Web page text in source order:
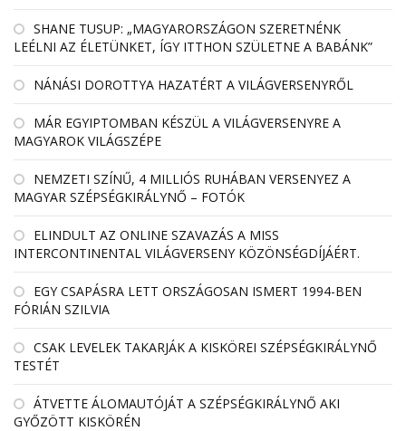
SHANE TUSUP: „MAGYARORSZÁGON SZERETNÉNK
LEÉLNI AZ ÉLETÜNKET, ÍGY ITTHON SZÜLETNE A BABÁNK”
NÁNÁSI DOROTTYA HAZATÉRT A VILÁGVERSENYRŐL
MÁR EGYIPTOMBAN KÉSZÜL A VILÁGVERSENYRE A
MAGYAROK VILÁGSZÉPE
NEMZETI SZÍNŰ, 4 MILLIÓS RUHÁBAN VERSENYEZ A
MAGYAR SZÉPSÉGKIRÁLYNŐ – FOTÓK
ELINDULT AZ ONLINE SZAVAZÁS A MISS
INTERCONTINENTAL VILÁGVERSENY KÖZÖNSÉGDÍJÁÉRT.
EGY CSAPÁSRA LETT ORSZÁGOSAN ISMERT 1994-BEN
FÓRIÁN SZILVIA
CSAK LEVELEK TAKARJÁK A KISKÖREI SZÉPSÉGKIRÁLYNŐ
TESTÉT
ÁTVETTE ÁLOMAUTÓJÁT A SZÉPSÉGKIRÁLYNŐ AKI
GYŐZÖTT KISKÖRÉN